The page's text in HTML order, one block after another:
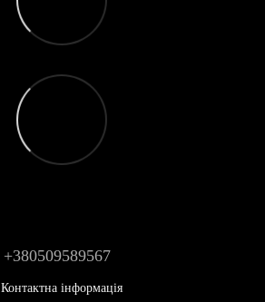
+380509589567
Контактна інформація